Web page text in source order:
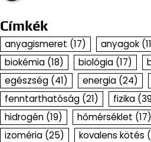
Címkék
anyagismeret (17) anyagok
biokémia (18) biológia (17)
egészség (41) energia (24)
fenntarthatóság (21) fizika
hidrogén (19) hőmérséklet (17)
izoméria (25) kovalens kötés